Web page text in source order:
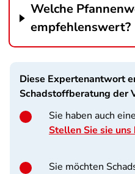
Welche
empfehlenswert?
Diese Expertenantwort
Schadstoffberatung der
Sie haben auch eine
Stellen Sie sie
Sie möchten